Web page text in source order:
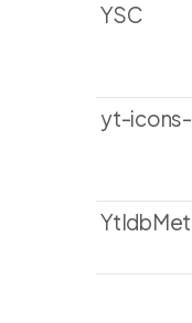
YSC
yt-